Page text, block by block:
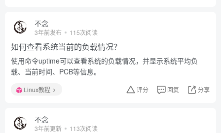
不念
3年前发布 115次阅读
如何查看系统当前的负载情况？
使用命令uptime可以查看系统的负载情况，并显示系统平均负
载、当前时间、PCB等信息。
Linux教程 评分 回复 分享
不念
3年前更新 113次阅读